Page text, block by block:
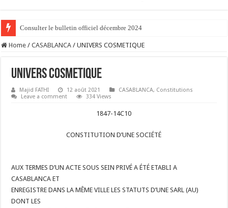
Consulter le bulletin officiel décembre 2024
Home / CASABLANCA / UNIVERS COSMETIQUE
UNIVERS COSMETIQUE
Majid FATHI 12 août 2021 CASABLANCA, Constitutions
Leave a comment
334 Views
1847-14C10
CONSTITUTION D’UNE SOCIÉTÉ
AUX TERMES D’UN ACTE SOUS SEIN PRIVÉ A ÉTÉ ETABLI A
CASABLANCA ET
ENREGISTRE DANS LA MÊME VILLE LES STATUTS D’UNE SARL (AU)
DONT LES